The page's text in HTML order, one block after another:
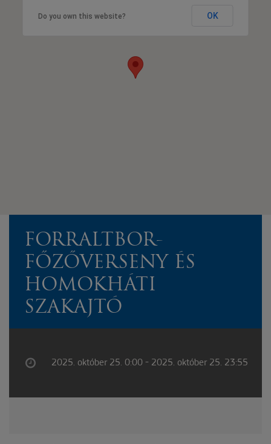
Do you own this website? OK
FORRALTBOR-
FŐZŐVERSENY ÉS
HOMOKHÁTI
SZAKAJTÓ
2025. október 25. 0:00 - 2025. október 25. 23:55